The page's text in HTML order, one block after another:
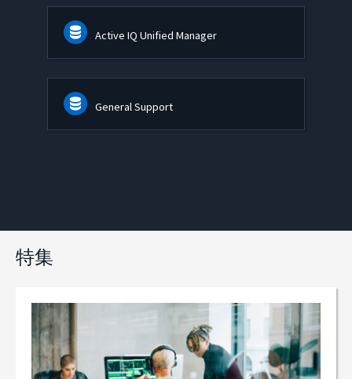
Active IQ Unified Manager
General Support
特集